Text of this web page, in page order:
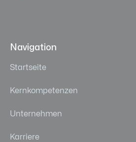
Navigation
Startseite
Kernkompetenzen
Unternehmen
Karriere